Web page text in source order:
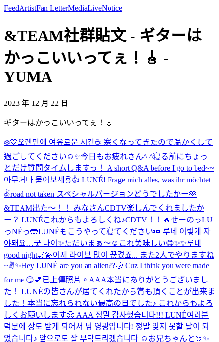
FeedArtistFan LetterMediaLiveNotice
&TEAM社群貼文 - ギターは
かっこいいってぇ！🎸 -
YUMA
2023 年 12 月 22 日
ギターはかっこいいってぇ！🎸
❄️🤍 오랜만에 여유로운 시간☕️ 寒くなってきたので温かくして
過ごしてください☺️✨今日もお疲れさん^ ^寝る前にちょっ
とだけ質問タイムしますっ！ A short Q&A before I go to bed~~
아무거나 물어보세용👍 LUNÉ! Frage mich alles, was ihr möchtet
✌️road not taken スペシャルバージョンどうでしたかー🫶
&TEAM出た〜！！ みなさんCDTV楽しんでくれましたか
ー？ LUNÉこれからもよろしくね♪CDTV！！🔥せーのっLU
っNÉっ🤲LUNÉもこうやって寝てください💤 루네 이렇게 자
야돼요…굿 나이✨ただいまぁ〜☺️ これ美味しい😋✨✨루네
good night🌙💫어제 라이브 많이 끊겼죠... また2人でやりますね
~✌️✨Hey LUNÉ are you an alien??🌙 Cuz I think you were made
for me 😏💕已上傳照片。 AAA本当にありがとうございまし
た！ LUNÉの皆さんが居てくれたから賞も頂くことが出来ま
した！本当に忘れられない最高の日でした♪ これからもよろ
しくお願いします🥺 AAA 정말 감사했습니다!!! LUNÉ여러분
덕분에 상도 받게 되어서 넘 영광입니다! 정말 잊지 못할 날이 되
었습니다♪ 앞으로도 잘 부탁드리겠습니다 ☺️ お兄ちゃんと🫶✨